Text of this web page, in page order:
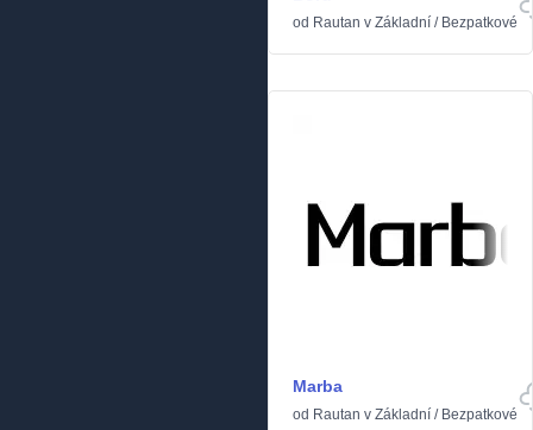
od Rautan v Základní / Bezpatkové
Marba
od Rautan v Základní / Bezpatkové